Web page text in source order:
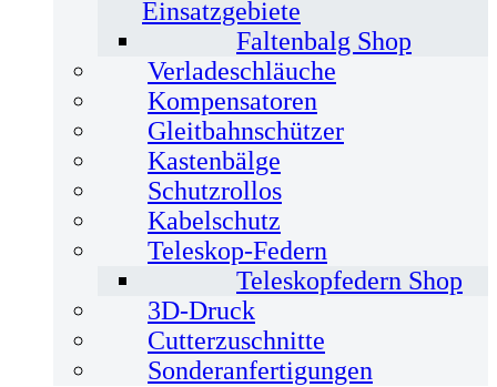
Einsatzgebiete
Faltenbalg Shop
Verladeschläuche
Kompensatoren
Gleitbahnschützer
Kastenbälge
Schutzrollos
Kabelschutz
Teleskop-Federn
Teleskopfedern Shop
3D-Druck
Cutterzuschnitte
Sonderanfertigungen